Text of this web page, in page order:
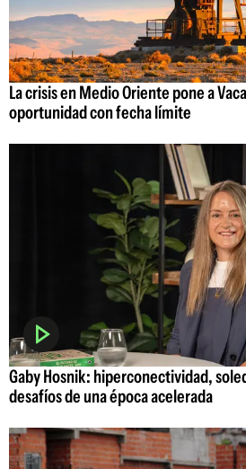
La crisis en Medio Oriente pone a
oportunidad con fecha límite
Gaby Hosnik: hiperconectividad,
desafíos de una época acelerada